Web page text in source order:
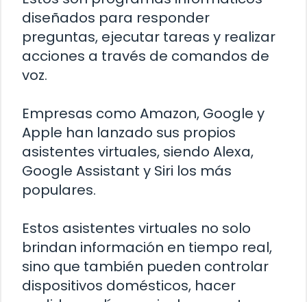
diseñados para responder
preguntas, ejecutar tareas y realizar
acciones a través de comandos de
voz.
Empresas como Amazon, Google y
Apple han lanzado sus propios
asistentes virtuales, siendo Alexa,
Google Assistant y Siri los más
populares.
Estos asistentes virtuales no solo
brindan información en tiempo real,
sino que también pueden controlar
dispositivos domésticos, hacer